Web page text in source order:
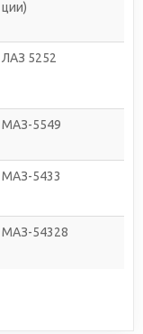
ции)
ЛАЗ 5252
МАЗ-5549
МАЗ-5433
МАЗ-54328